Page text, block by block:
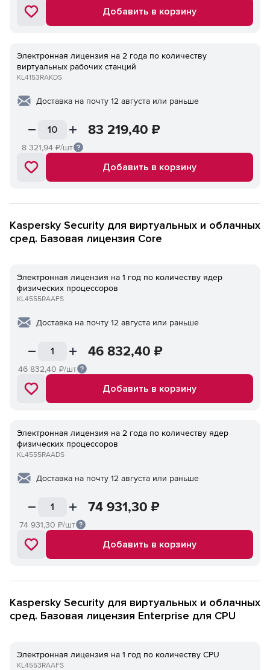
Добавить в корзину
Электронная лицензия на 2 года по количеству
виртуальных рабочих станций
KL4153RAKDS
Доставка на почту 12 августа или раньше
8 321,94₽/шт
83 219,40 ₽
Добавить в корзину
Kaspersky Security для виртуальных и облачных
сред. Базовая лицензия Core
Электронная лицензия на 1 год по количеству ядер
физических процессоров
KL4555RAAFS
Доставка на почту 12 августа или раньше
46 832,40 ₽/шт
46 832,40 ₽
Добавить в корзину
Электронная лицензия на 2 года по количеству ядер
физических процессоров
KL4555RAADS
Доставка на почту 12 августа или раньше
74 931,30 ₽/шт
74 931,30 ₽
Добавить в корзину
Kaspersky Security для виртуальных и облачных
сред. Базовая лицензия Enterprise для CPU
Электронная лицензия на 1 год по количеству CPU
KL4553RAAFS